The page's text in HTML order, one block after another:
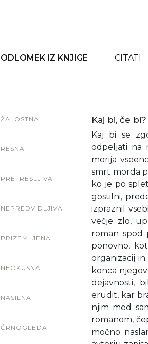
ODLOMEK IZ KNJIGE CITATI
ŽALOSTNA
RESNA
PRETRESLJIVA
NEPREDVIDLJIVA
PRIZEMLJENA
NEOKUSNA
NASILNA
ČRNOGLEDA
Kaj bi, če bi?
Kaj bi se
odpeljati na
morija
smrt morda
ko je po
gostilni,
izpraznil
večje zlo,
roman spod
ponovno,
organizacij
konca
dejavnosti,
erudit, kar
njim med
romanom,
močno